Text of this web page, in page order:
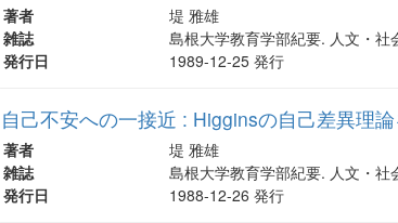
著者
堤 雅雄
雑誌
島根大学教育学部紀要. 人文・
発行日
1989-12-25 発行
自己不安への一接近 : Higginsの自己差異理
著者
堤 雅雄
雑誌
島根大学教育学部紀要. 人文・
発行日
1988-12-26 発行